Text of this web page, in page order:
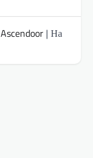
Ascendoor | На